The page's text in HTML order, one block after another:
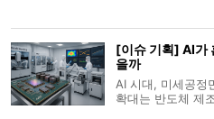
산업 현장과 유사
[이슈 기획] AI가
을까
AI 시대, 미세공정
확대는 반도체 제